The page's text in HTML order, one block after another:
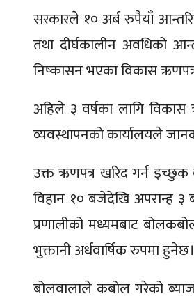
सरकारले १० अर्ब रुपैयाँ
तथा दीर्घकालीन अवधिको
निष्कासन भएका विकास
अहिले ३ वर्षका लागि विकास
व्यवस्थापनको कार्यालयले
उक्त ऋणपत्र खरिद गर्न इच्छुक
विहान १० बजेदेखि अपरान्ह
प्रणालीको मध्यमबाट
भुक्तानी अर्धवार्षिक रुपमा
बोलवालाले कबोल गरेको